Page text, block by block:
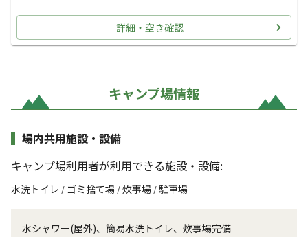
詳細・空き確認
キャンプ場情報
場内共用施設・設備
キャンプ場利用者が利用できる施設・設備:
水洗トイレ / ゴミ捨て場 /炊事場 /駐車場
水シャワー(屋外)、簡易水洗トイレ、炊事場完備